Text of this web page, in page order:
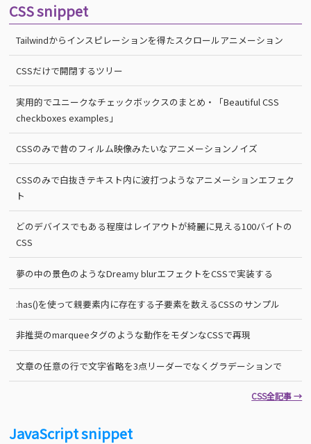
CSS snippet
Tailwindからインスピレーションを得たスクロールアニメーション
CSSだけで開閉するツリー
実用的でユニークなチェックボックスのまとめ・「Beautiful CSS
checkboxes examples」
CSSのみで昔のフィルム映像みたいなアニメーションノイズ
CSSのみで白抜きテキスト内に波打つようなアニメーションエフェク
ト
どのデバイスでもある程度はレイアウトが綺麗に見える100バイトの
CSS
夢の中の景色のようなDreamy blurエフェクトをCSSで実装する
:has()を使って親要素内に存在する子要素を数えるCSSのサンプル
非推奨のmarqueeタグのような動作をモダンなCSSで再現
文章の任意の行で文字省略を3点リーダーでなくグラデーションで
CSS全記事 →
JavaScript snippet